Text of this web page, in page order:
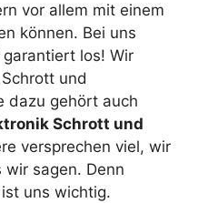
vor allem mit einem
können. Bei uns
los! Wir
und
dazu gehört auch
Schrott und
versprechen viel, wir
sagen. Denn
uns wichtig.